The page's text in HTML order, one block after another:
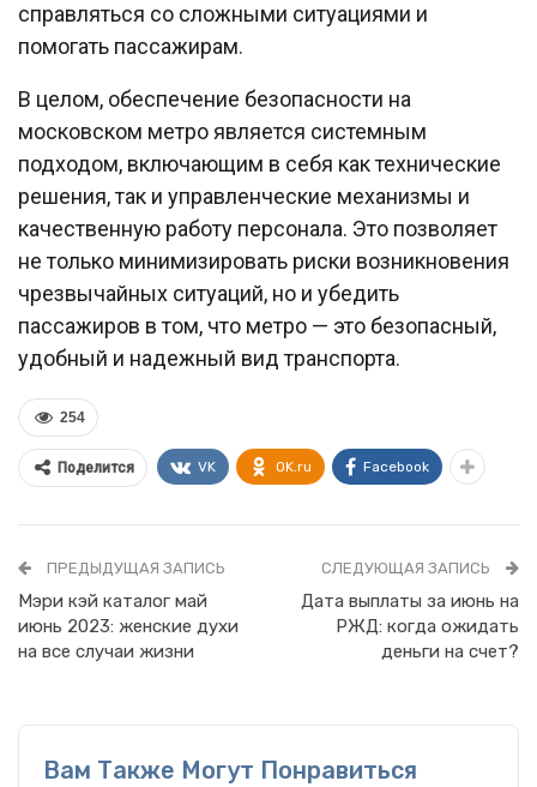
справляться со сложными ситуациями и
помогать пассажирам.
В целом, обеспечение безопасности на
московском метро является системным
подходом, включающим в себя как технические
решения, так и управленческие механизмы и
качественную работу персонала. Это позволяет
не только минимизировать риски возникновения
чрезвычайных ситуаций, но и убедить
пассажиров в том, что метро — это безопасный,
удобный и надежный вид транспорта.
254
Поделится VK OK.ru Facebook
ПРЕДЫДУЩАЯ ЗАПИСЬ
Мэри кэй каталог май
июнь 2023: женские духи
на все случаи жизни
СЛЕДУЮЩАЯ ЗАПИСЬ
Дата выплаты за июнь на
РЖД: когда ожидать
деньги на счет?
Вам Также Могут Понравиться